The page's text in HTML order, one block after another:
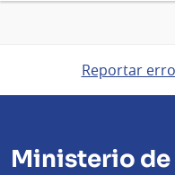
Reportar
Ministerio de